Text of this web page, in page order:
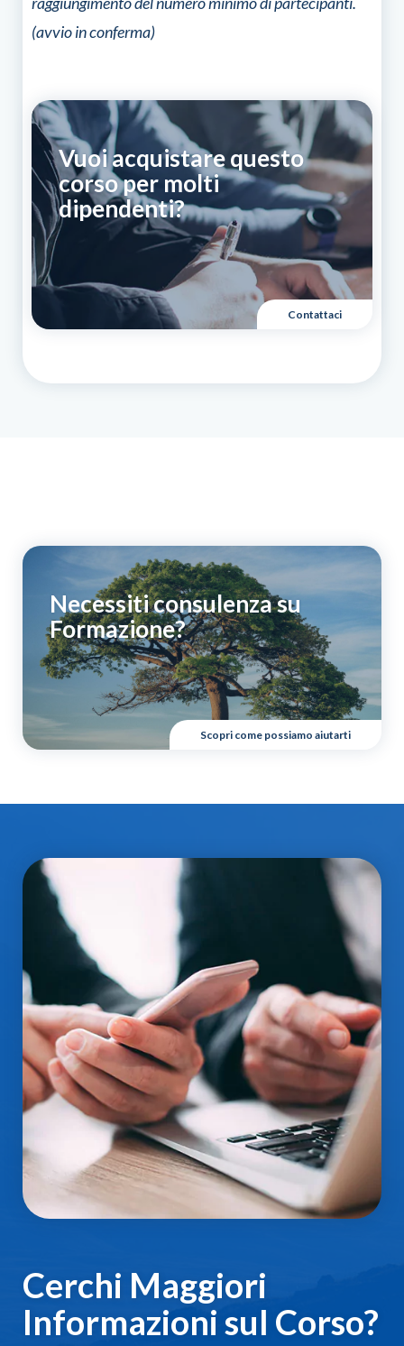
(avvio in conferma)
Vuoi acquistare questo
corso per molti
dipendenti?
Contattaci
Necessiti consulenza su
Formazione?
Scopri come possiamo aiutarti
Cerchi Maggiori
Informazioni sul Corso?